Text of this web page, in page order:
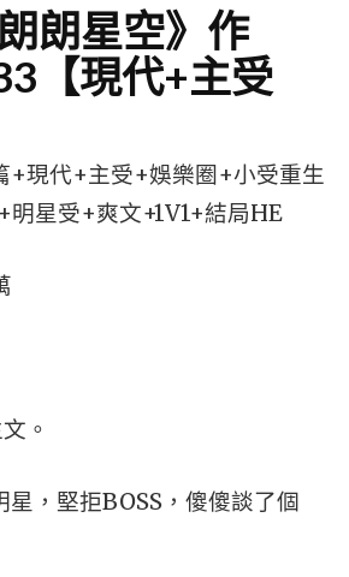
朗星空》作
【現代+主受
+現代+主受+娛樂圈+小受重生
星受+爽文+1V1+結局HE
。
星，堅拒BOSS，傻傻談了個